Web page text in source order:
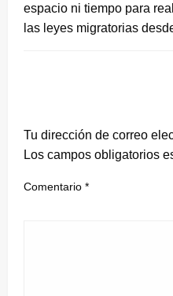
espacio ni tiempo para
las leyes migratorias
Tu dirección de correo
Los campos obligatorios
Comentario *